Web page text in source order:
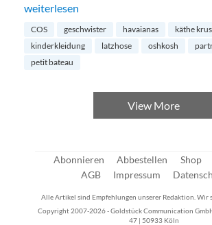
„Partnerlook für Geschwisterkinder – die
weiterlesen
COS geschwister havaianas
käthe
kinderkleidung
latzhose oshkosh
petit bateau
View More
Abonnieren Abbestellen Shop
AGB
Impressum
Alle Artikel sind Empfehlungen unserer Redaktion. Wir
Copyright 2007-2026 - Goldstück Communication
47 | 50933 Köln